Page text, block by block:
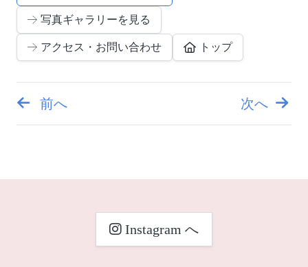
写真ギャラリーを見る
アクセス・お問い合わせ トップ
投
ナ
前へ 次へ
Instagram へ